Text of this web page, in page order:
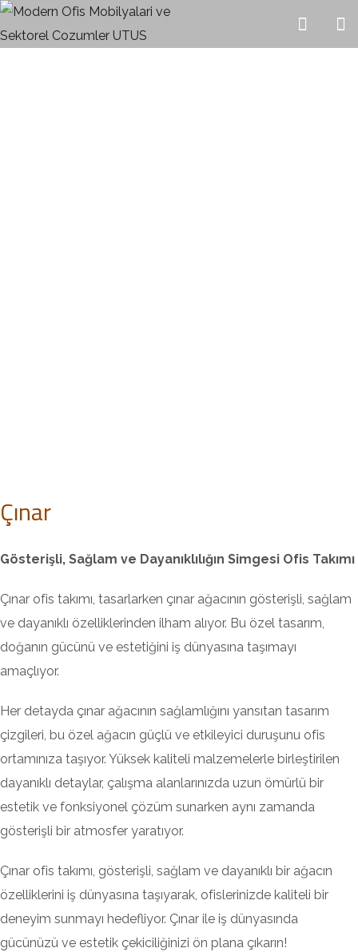
Çınar
Gösterişli, Sağlam ve Dayanıklılığın Simgesi Ofis Takımı
Çınar ofis takımı, tasarlarken çınar ağacının gösterişli, sağlam
ve dayanıklı özelliklerinden ilham alıyor. Bu özel tasarım,
doğanın gücünü ve estetiğini iş dünyasına taşımayı
amaçlıyor.
Her detayda çınar ağacının sağlamlığını yansıtan tasarım
çizgileri, bu özel ağacın güçlü ve etkileyici duruşunu ofis
ortamınıza taşıyor. Yüksek kaliteli malzemelerle birleştirilen
dayanıklı detaylar, çalışma alanlarınızda uzun ömürlü bir
estetik ve fonksiyonel çözüm sunarken aynı zamanda
gösterişli bir atmosfer yaratıyor.
Çınar ofis takımı, gösterişli, sağlam ve dayanıklı bir ağacın
özelliklerini iş dünyasına taşıyarak, ofislerinizde kaliteli bir
deneyim sunmayı hedefliyor. Çınar ile iş dünyasında
gücünüzü ve estetik çekiciliğinizi ön plana çıkarın!